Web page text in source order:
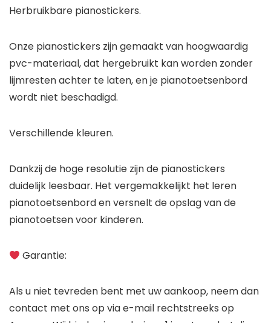
Herbruikbare pianostickers.
Onze pianostickers zijn gemaakt van hoogwaardig
pvc-materiaal, dat hergebruikt kan worden zonder
lijmresten achter te laten, en je pianotoetsenbord
wordt niet beschadigd.
Verschillende kleuren.
Dankzij de hoge resolutie zijn de pianostickers
duidelijk leesbaar. Het vergemakkelijkt het leren
pianotoetsenbord en versnelt de opslag van de
pianotoetsen voor kinderen.
Garantie:
Als u niet tevreden bent met uw aankoop, neem dan
contact met ons op via e-mail rechtstreeks op